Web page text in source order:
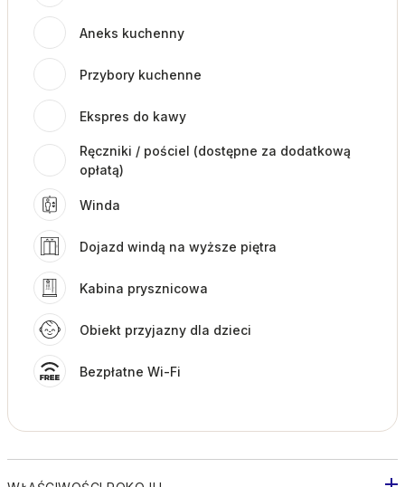
Aneks kuchenny
Przybory kuchenne
Ekspres do kawy
Ręczniki / pościel (dostępne za dodatkową
opłatą)
Winda
Dojazd windą na wyższe piętra
Kabina prysznicowa
Obiekt przyjazny dla dzieci
Bezpłatne Wi-Fi